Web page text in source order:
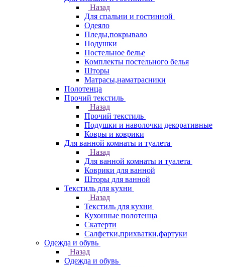
Назад
Для спальни и гостинной
Одеяло
Пледы,покрывало
Подушки
Постельное белье
Комплекты постельного белья
Шторы
Матрасы,наматрасники
Полотенца
Прочий текстиль
Назад
Прочий текстиль
Подушки и наволочки декоративные
Ковры и коврики
Для ванной комнаты и туалета
Назад
Для ванной комнаты и туалета
Коврики для ванной
Шторы для ванной
Текстиль для кухни
Назад
Текстиль для кухни
Кухонные полотенца
Скатерти
Салфетки,прихватки,фартуки
Одежда и обувь
Назад
Одежда и обувь